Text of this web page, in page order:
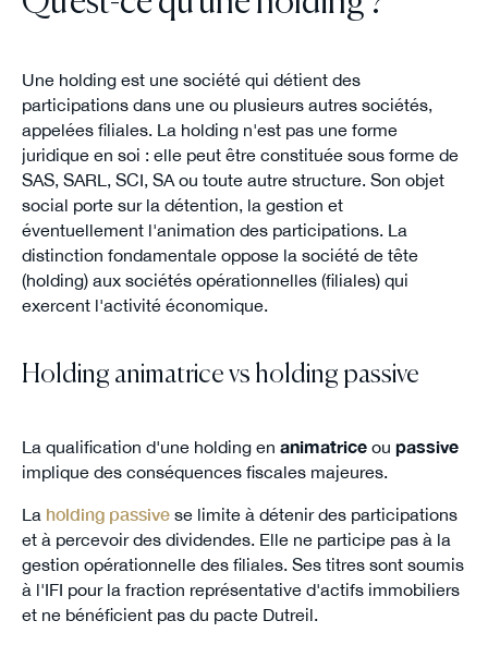
Une holding est une société qui détient des
participations dans une ou plusieurs autres sociétés,
appelées filiales. La holding n'est pas une forme
juridique en soi : elle peut être constituée sous forme de
SAS, SARL, SCI, SA ou toute autre structure. Son objet
social porte sur la détention, la gestion et
éventuellement l'animation des participations. La
distinction fondamentale oppose la société de tête
(holding) aux sociétés opérationnelles (filiales) qui
exercent l'activité économique.
Holding animatrice vs holding passive
La qualification d'une holding en animatriceou passive
implique des conséquences fiscales majeures.
La holding passive se limite à détenir des participations
et à percevoir des dividendes. Elle ne participe pas à la
gestion opérationnelle des filiales. Ses titres sont soumis
à l'IFI pour la fraction représentative d'actifs immobiliers
et ne bénéficient pas du pacte Dutreil.